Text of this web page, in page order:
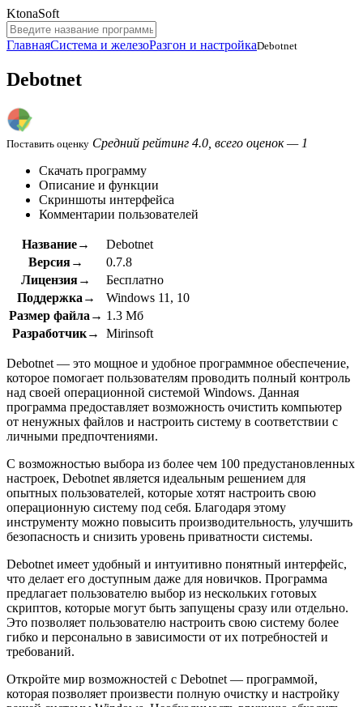
KtonaSoft
ГлавнаяСистема и железоРазгон и настройкаDebotnet
Debotnet
Поставить оценку Средний рейтинг 4.0, всего оценок — 1
Скачать программу
Описание и функции
Скриншоты интерфейса
Комментарии пользователей
Название→
Debotnet
Версия→
0.7.8
Лицензия→
Бесплатно
Поддержка→
Windows 11, 10
Размер файла→ 1.3 Мб
Разработчик→
Mirinsoft
Debotnet — это мощное и удобное программное обеспечение,
которое помогает пользователям проводить полный контроль
над своей операционной системой Windows. Данная
программа предоставляет возможность очистить компьютер
от ненужных файлов и настроить систему в соответствии с
личными предпочтениями.
С возможностью выбора из более чем 100 предустановленных
настроек, Debotnet является идеальным решением для
опытных пользователей, которые хотят настроить свою
операционную систему под себя. Благодаря этому
инструменту можно повысить производительность, улучшить
безопасность и снизить уровень приватности системы.
Debotnet имеет удобный и интуитивно понятный интерфейс,
что делает его доступным даже для новичков. Программа
предлагает пользователю выбор из нескольких готовых
скриптов, которые могут быть запущены сразу или отдельно.
Это позволяет пользователю настроить свою систему более
гибко и персонально в зависимости от их потребностей и
требований.
Откройте мир возможностей с Debotnet — программой,
которая позволяет произвести полную очистку и настройку